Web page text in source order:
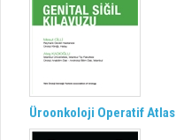
Üroonkoloji Operatif Atlas